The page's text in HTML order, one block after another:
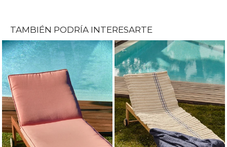
TAMBIÉN PODRÍA INTERESARTE